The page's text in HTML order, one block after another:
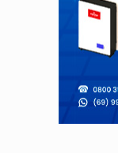
DA
'RIO